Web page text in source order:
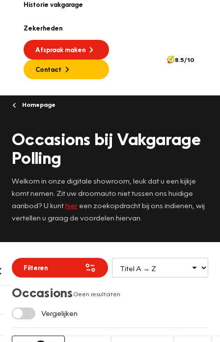
Historie vakgarage
Zekerheden
Afspraak maken
Contact
8.5/10
Homepage
Occasions bij Vakgarage
Polling
Welkom in onze digitale showroom, leuk dat u een kijkje
komt nemen. Zit uw droomauto niet tussen ons huidige
aanbod? U kunthier een zoekopdracht bij ons indienen, wij
vertellen u graag de voordelen hiervan.
Filteren
OccasionsGeen resultaten
Vergelijken